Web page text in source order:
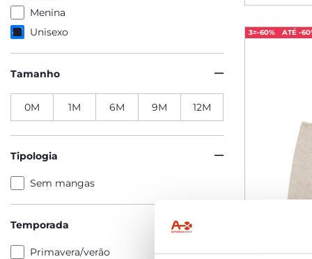
Menina
Unisexo
Tamanho
0M 1M 6M 9M 12M
Tipologia
Sem mangas
Temporada
Primavera/verão
3=-60% ATÉ -